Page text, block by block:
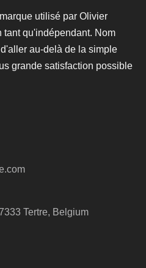
utilisé par Olivier
tant qu'indépendant. Nom
au-delà de la simple
grande satisfaction possible
Tertre, Belgium